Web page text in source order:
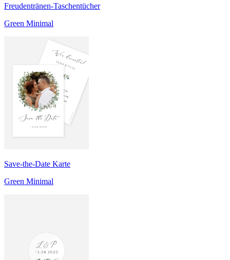
Freudentränen-Taschentücher
Green Minimal
Save-the-Date Karte
Green Minimal